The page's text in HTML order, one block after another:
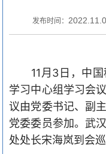
发布时间：
11月3日，中国
学习中心组学习会
议由党委书记、副
党委委员参加。武
处处长宋海岚到会